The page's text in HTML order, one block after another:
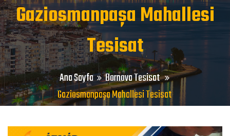
Gaziosmanpaşa Mahallesi
Tesisat
Ana Sayfa
Bornova Tesisat
Gaziosmanpaşa Mahallesi Tesisat